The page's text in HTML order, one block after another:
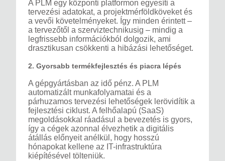
A PLM egy központi platformon egyesíti a
tervezési adatokat, a projektmérföldköveket és
a vevői követelményeket. Így minden érintett –
a tervezőtől a szerviztechnikusig – mindig a
legfrissebb információkból dolgozik, ami
drasztikusan csökkenti a hibázási lehetőséget.
2. Gyorsabb termékfejlesztés és piacra lépés
A gépgyártásban az idő pénz. A PLM
automatizált munkafolyamatai és a
párhuzamos tervezési lehetőségek lerövidítik a
fejlesztési ciklust. A felhőalapú (SaaS)
megoldásokkal ráadásul a bevezetés is gyors,
így a cégek azonnal élvezhetik a digitális
átállás előnyeit anélkül, hogy hosszú
hónapokat kellene az IT-infrastruktúra
kiépítésével tölteniük.